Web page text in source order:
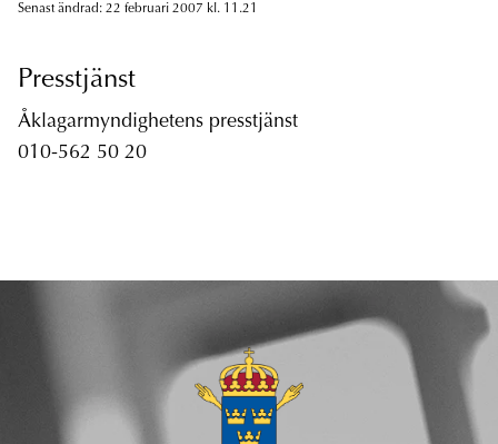
Senast ändrad: 22 februari 2007 kl. 11.21
Presstjänst
Åklagarmyndighetens presstjänst
010-562 50 20